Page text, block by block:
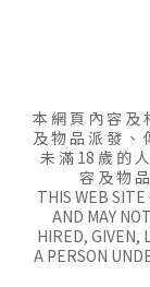
本 網 頁 內 容 及
及 物 品 派 發 、
未 滿 18 歲 的
容 及 物
THIS WEB SITE
AND MAY
HIRED, GIVEN,
A PERSON